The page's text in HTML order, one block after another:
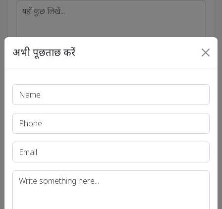
भेजें
सोशल लिंक्स
सोशल अकाउंट से जुड़ें
एंड्रॉयड
अभी पूछताछ करें